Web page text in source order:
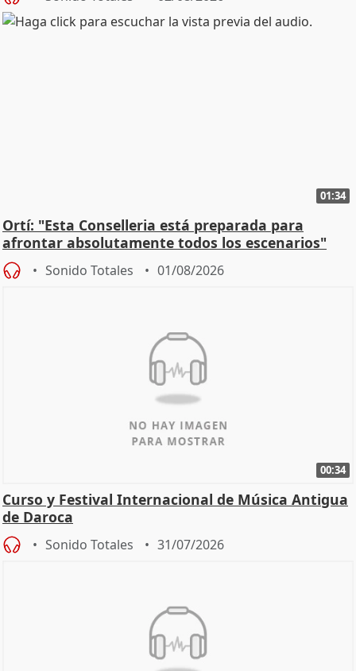
01:34
Ortí: "Esta Conselleria está preparada para
afrontar absolutamente todos los escenarios"
Sonido Totales 01/08/2026
00:34
Curso y Festival Internacional de Música Antigua
de Daroca
Sonido Totales 31/07/2026